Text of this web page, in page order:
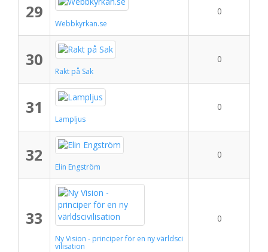
29
Webbkyrkan.se
0
30
Rakt på Sak
0
31
Lampljus
0
32
Elin Engström
0
33
Ny Vision - principer för en ny världsci
vilisation
0